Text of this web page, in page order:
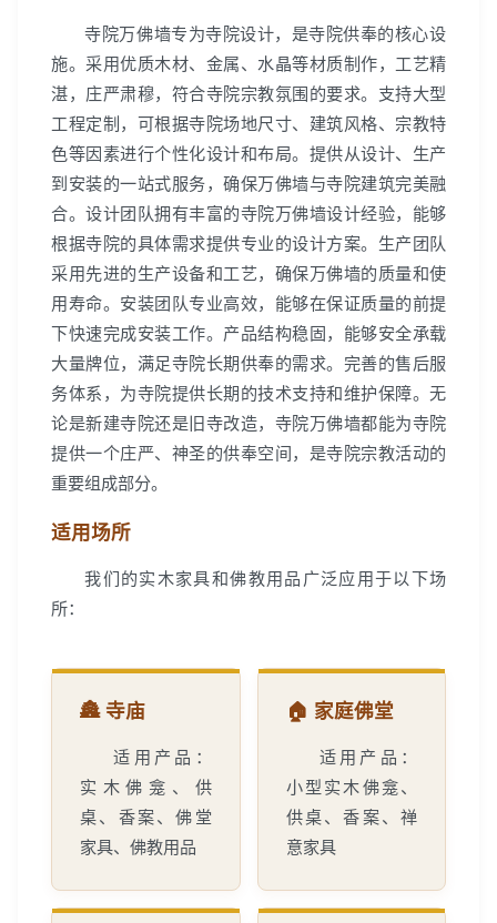
寺院万佛墙专为寺院设计，是寺院供奉的核心设
施。采用优质木材、金属、水晶等材质制作，工艺精
湛，庄严肃穆，符合寺院宗教氛围的要求。支持大型
工程定制，可根据寺院场地尺寸、建筑风格、宗教特
色等因素进行个性化设计和布局。提供从设计、生产
到安装的一站式服务，确保万佛墙与寺院建筑完美融
合。设计团队拥有丰富的寺院万佛墙设计经验，能够
根据寺院的具体需求提供专业的设计方案。生产团队
采用先进的生产设备和工艺，确保万佛墙的质量和使
用寿命。安装团队专业高效，能够在保证质量的前提
下快速完成安装工作。产品结构稳固，能够安全承载
大量牌位，满足寺院长期供奉的需求。完善的售后服
务体系，为寺院提供长期的技术支持和维护保障。无
论是新建寺院还是旧寺改造，寺院万佛墙都能为寺院
提供一个庄严、神圣的供奉空间，是寺院宗教活动的
重要组成部分。
适用场所
我们的实木家具和佛教用品广泛应用于以下场
所：
🏯 寺庙
适用产品：
实木佛龛、供
桌、香案、佛堂
家具、佛教用品
🏠 家庭佛堂
适用产品：
小型实木佛龛、
供桌、香案、禅
意家具